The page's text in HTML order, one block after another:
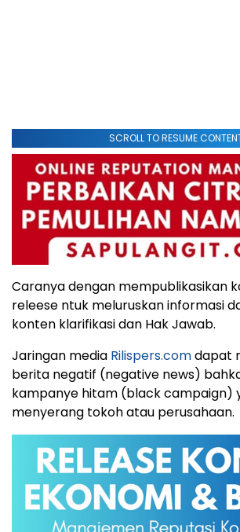
SCROLL TO RESUME
Caranya dengan mempublikasikan
releese ntuk meluruskan informasi
konten klarifikasi dan Hak Jawab.
Jaringan media Rilispers.comdapat
berita negatif (negative news)
kampanye hitam (black campaign)
menyerang tokoh atau perusahaan.